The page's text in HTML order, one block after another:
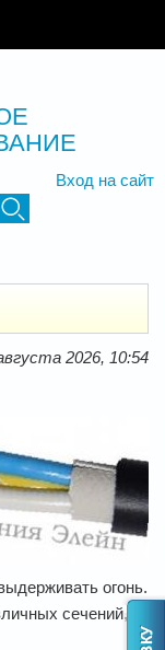
Вход на сайт
2026, 10:54
огонь.
сечений,